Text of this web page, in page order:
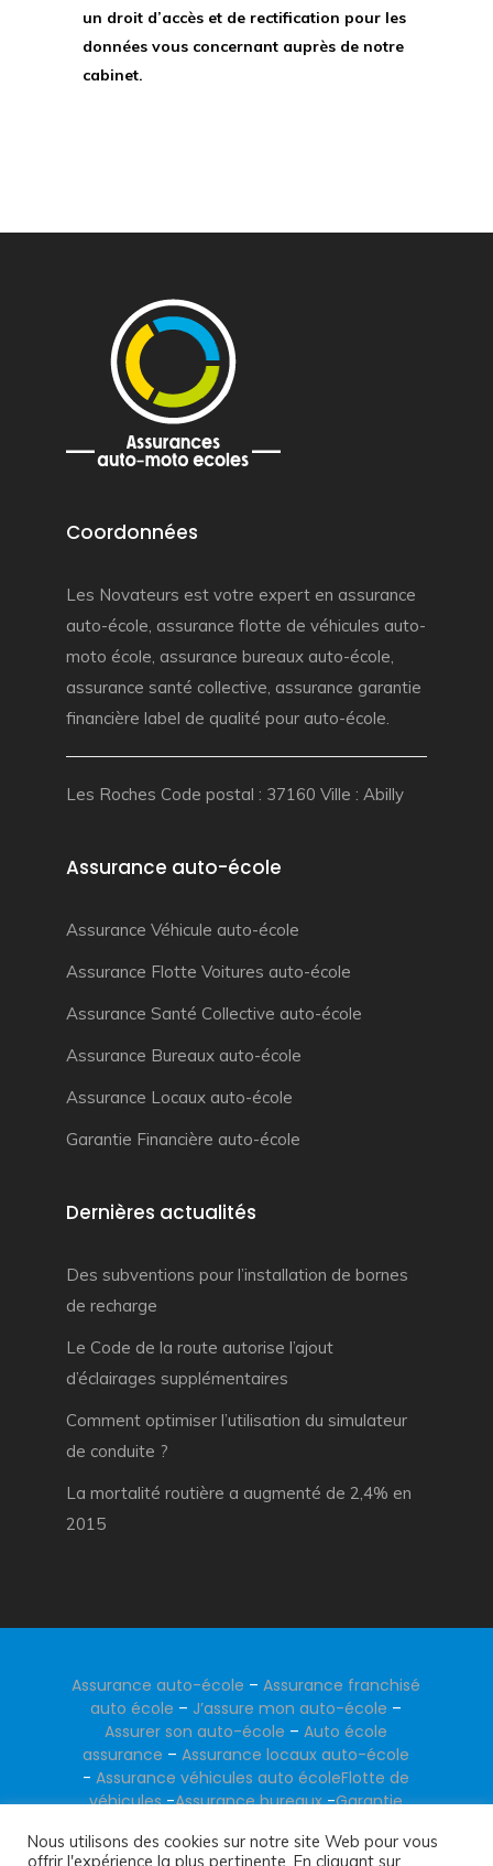
un droit d’accès et de rectification pour les
données vous concernant auprès de notre
cabinet.
Coordonnées
Les Novateurs est votre expert en assurance
auto-école, assurance flotte de véhicules auto-
moto école, assurance bureaux auto-école,
assurance santé collective, assurance garantie
financière label de qualité pour auto-école.
Les Roches Code postal : 37160 Ville : Abilly
Assurance auto-école
Assurance Véhicule auto-école
Assurance Flotte Voitures auto-école
Assurance Santé Collective auto-école
Assurance Bureaux auto-école
Assurance Locaux auto-école
Garantie Financière auto-école
Dernières actualités
Des subventions pour l’installation de bornes
de recharge
Le Code de la route autorise l’ajout
d’éclairages supplémentaires
Comment optimiser l’utilisation du simulateur
de conduite ?
La mortalité routière a augmenté de 2,4% en
2015
Assurance auto-école –Assurance franchisé
auto école – J’assure mon auto-école –
Assurer son auto-école –Auto école
assurance –Assurance locaux auto-école
-Assurance véhicules auto écoleFlotte de
véhicules-Assurance bureaux-Garantie
Nous utilisons des cookies sur notre site Web pour vous
offrir l'expérience la plus pertinente. En cliquant sur